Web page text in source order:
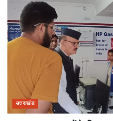
उत्तराखंड